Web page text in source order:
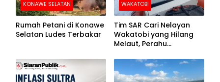
KONAWE SELATAN
Rumah Petani di Konawe
Selatan Ludes Terbakar
WAKATOBI
Tim SAR Cari Nelayan
Wakatobi yang Hilang
Melaut, Perahu
Kemasukan Air